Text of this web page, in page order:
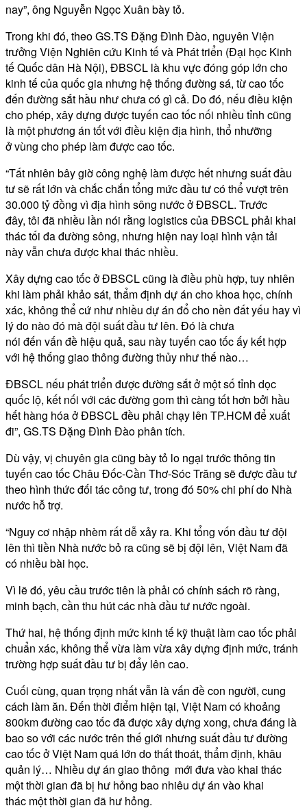
nay”, ông Nguyễn Ngọc Xuân bày tỏ.
Trong khi đó, theo GS.TS Đặng Đình Đào, nguyên Viện
trưởng Viện Nghiên cứu Kinh tế và Phát triển (Đại học Kinh
tế Quốc dân Hà Nội), ĐBSCL là khu vực đóng góp lớn cho
kinh tế của quốc gia nhưng hệ thống đường sá, từ cao tốc
đến đường sắt hầu như chưa có gì cả. Do đó, nếu điều kiện
cho phép, xây dựng được tuyến cao tốc nối nhiều tỉnh cũng
là một phương án tốt với điều kiện địa hình, thổ nhưỡng
ở vùng cho phép làm được cao tốc.
“Tất nhiên bây giờ công nghệ làm được hết nhưng suất đầu
tư sẽ rất lớn và chắc chắn tổng mức đầu tư có thể vượt trên
30.000 tỷ đồng vì địa hình sông nước ở ĐBSCL. Trước
đây, tôi đã nhiều lần nói rằng logistics của ĐBSCL phải khai
thác tối đa đường sông, nhưng hiện nay loại hình vận tải
này vẫn chưa được khai thác nhiều.
Xây dựng cao tốc ở ĐBSCL cũng là điều phù hợp, tuy nhiên
khi làm phải khảo sát, thẩm định dự án cho khoa học, chính
xác, không thể cứ như nhiều dự án đổ cho nền đất yếu hay vì
lý do nào đó mà đội suất đầu tư lên. Đó là chưa
nói đến vấn đề hiệu quả, sau này tuyến cao tốc ấy kết hợp
với hệ thống giao thông đường thủy như thế nào…
ĐBSCL nếu phát triển được đường sắt ở một số tỉnh dọc
quốc lộ, kết nối với các đường gom thì càng tốt hơn bởi hầu
hết hàng hóa ở ĐBSCL đều phải chạy lên TP.HCM để xuất
đi”, GS.TS Đặng Đình Đào phân tích.
Dù vậy, vị chuyên gia cũng bày tỏ lo ngại trước thông tin
tuyến cao tốc Châu Đốc-Cần Thơ-Sóc Trăng sẽ được đầu tư
theo hình thức đối tác công tư, trong đó 50% chi phí do Nhà
nước hỗ trợ.
“Nguy cơ nhập nhèm rất dễ xảy ra. Khi tổng vốn đầu tư đội
lên thì tiền Nhà nước bỏ ra cũng sẽ bị đội lên, Việt Nam đã
có nhiều bài học.
Vì lẽ đó, yêu cầu trước tiên là phải có chính sách rõ ràng,
minh bạch, cần thu hút các nhà đầu tư nước ngoài.
Thứ hai, hệ thống định mức kinh tế kỹ thuật làm cao tốc phải
chuẩn xác, không thể vừa làm vừa xây dựng định mức, tránh
trường hợp suất đầu tư bị đẩy lên cao.
Cuối cùng, quan trọng nhất vẫn là vấn đề con người, cung
cách làm ăn. Đến thời điểm hiện tại, Việt Nam có khoảng
800km đường cao tốc đã được xây dựng xong, chưa đáng là
bao so với các nước trên thế giới nhưng suất đầu tư đường
cao tốc ở Việt Nam quá lớn do thất thoát, thẩm định, khâu
quản lý… Nhiều dự án giao thông mới đưa vào khai thác
một thời gian đã bị hư hỏng bao nhiêu dự án vào khai
thác một thời gian đã hư hỏng.